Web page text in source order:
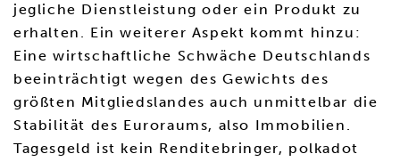
jegliche Dienstleistung oder ein Produkt zu
erhalten. Ein weiterer Aspekt kommt hinzu:
Eine wirtschaftliche Schwäche Deutschlands
beeinträchtigt wegen des Gewichts des
größten Mitgliedslandes auch unmittelbar die
Stabilität des Euroraums, also Immobilien.
Tagesgeld ist kein Renditebringer, polkadot